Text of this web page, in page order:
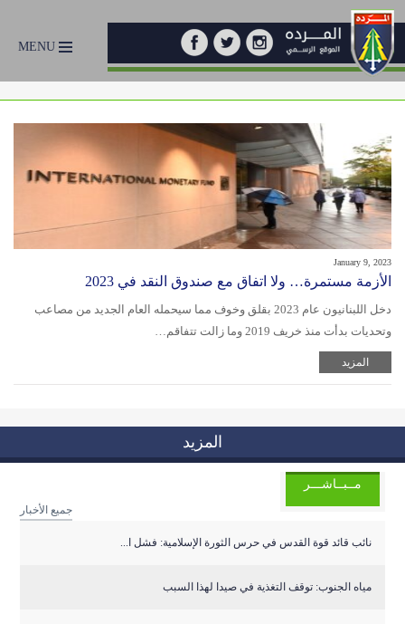
MENU
January 9, 2023
الأزمة مستمرة… ولا اتفاق مع صندوق النقد في 2023
دخل اللبنانيون عام 2023 بقلق وخوف مما سيحمله العام الجديد من مصاعب
وتحديات بدأت منذ خريف 2019 وما زالت تتفاقم…
المزيد
المزيد
مــبــاشـــر
جميع الأخبار
نائب قائد قوة القدس في حرس الثورة الإسلامية: فشل ا...
مياه الجنوب: توقف التغذية في صيدا لهذا السبب